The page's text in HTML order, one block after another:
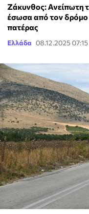
Ζάκυνθος: Ανείπωτη
έσωσα από τον δρόμο
πατέρας
Ελλάδα 08.12.2025 07:15